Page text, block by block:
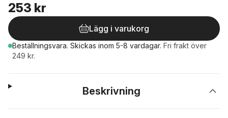
253 kr
Lägg i varukorg
Beställningsvara. Skickas inom 5-8 vardagar. Fri frakt över
249 kr.
Beskrivning